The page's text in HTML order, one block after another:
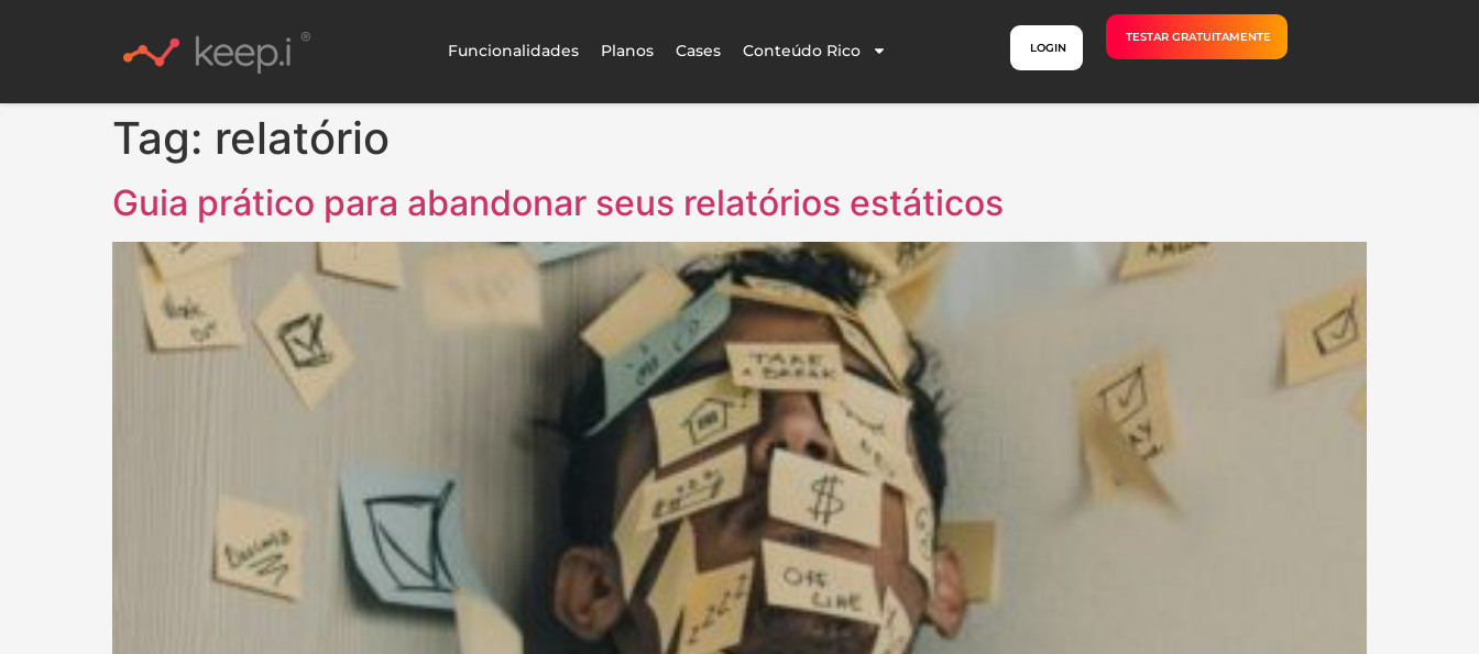
Funcionalidades Planos Cases Conteúdo Rico LOGIN
TESTAR GRATUITAMENTE
Tag: relatório
Guia prático para abandonar seus relatórios estáticos